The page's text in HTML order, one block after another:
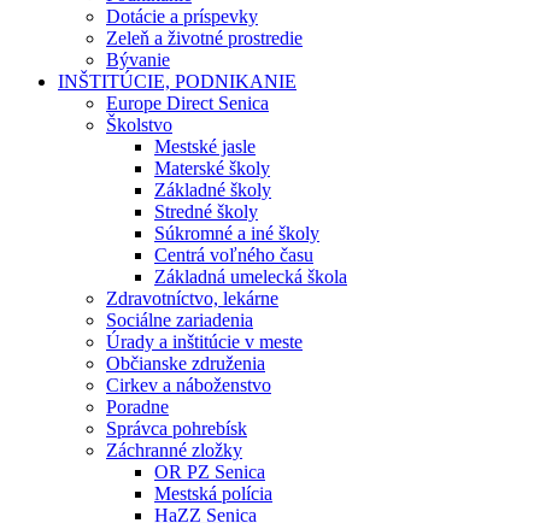
Dotácie a príspevky
Zeleň a životné prostredie
Bývanie
INŠTITÚCIE, PODNIKANIE
Europe Direct Senica
Školstvo
Mestské jasle
Materské školy
Základné školy
Stredné školy
Súkromné a iné školy
Centrá voľného času
Základná umelecká škola
Zdravotníctvo, lekárne
Sociálne zariadenia
Úrady a inštitúcie v meste
Občianske združenia
Cirkev a náboženstvo
Poradne
Správca pohrebísk
Záchranné zložky
OR PZ Senica
Mestská polícia
HaZZ Senica